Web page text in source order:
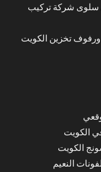
سلوى شركة تركيب
تخزين الكويت
الكويت
الكويت
النعيم